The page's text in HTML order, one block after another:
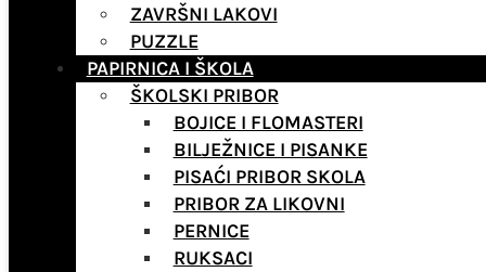
ZAVRŠNI LAKOVI
PUZZLE
PAPIRNICA I ŠKOLA
ŠKOLSKI PRIBOR
BOJICE I FLOMASTERI
BILJEŽNICE I PISANKE
PISAĆI PRIBOR SKOLA
PRIBOR ZA LIKOVNI
PERNICE
RUKSACI